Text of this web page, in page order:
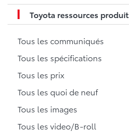
Toyota ressources produit
Tous les communiqués
Tous les spécifications
Tous les prix
Tous les quoi de neuf
Tous les images
Tous les video/B-roll